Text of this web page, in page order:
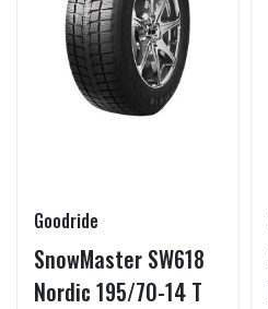
Goodride
SnowMaster SW618
Nordic 195/70-14 T